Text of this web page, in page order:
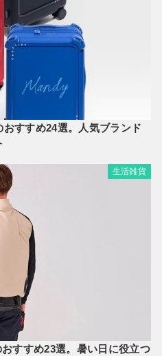
おすすめ24選。人気ブランド
生活雑貨
すすめ23選。暑い日に役立つ